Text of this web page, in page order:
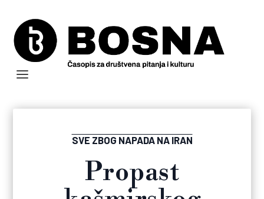
SVE ZBOG NAPADA NA IRAN
Propast